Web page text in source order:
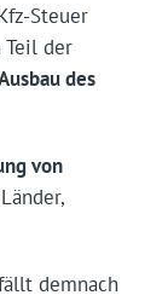
Steuer
Teil der
des
von
demnach